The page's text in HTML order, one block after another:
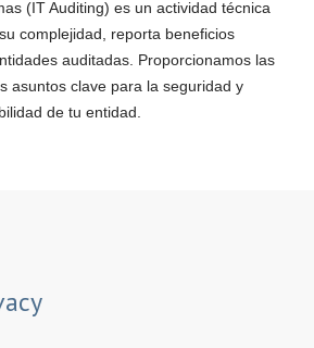
(IT Auditing) es un actividad técnica
complejidad, reporta beneficios
auditadas. Proporcionamos las
asuntos clave para la seguridad y
de tu entidad.